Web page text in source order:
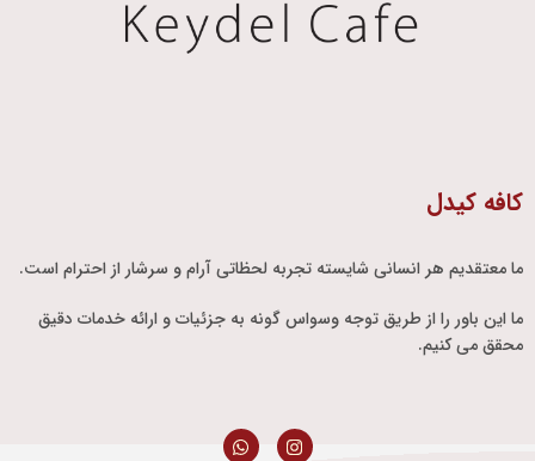
کافه کیدل
ما معتقدیم هر انسانی شایسته تجربه لحظاتی آرام و سرشار از احترام است.
ما این باور را از طریق توجه وسواس گونه به جزئیات و ارائه خدمات دقیق
محقق می کنیم.